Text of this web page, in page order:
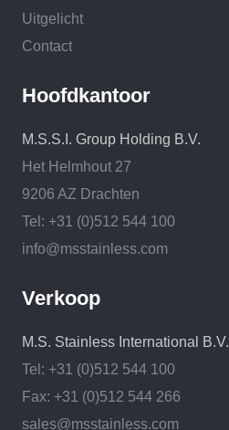
Uitgelicht
Contact
Hoofdkantoor
M.S.S.I. Group Holding B.V.
Het Helmhout 27
9206 AZ Drachten
Tel: +31 (0)512 544 100
info@msstainless.com
Verkoop
M.S. Stainless International B.V.
Tel: +31 (0)512 544 100
Fax: +31 (0)512 544 266
sales@msstainless.com